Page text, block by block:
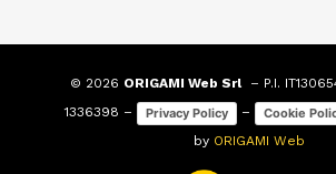
© 2026 ORIGAMI Web Srl– P.I.
1336398 –
Privacy Policy – Cookie
by ORIGAMI Web